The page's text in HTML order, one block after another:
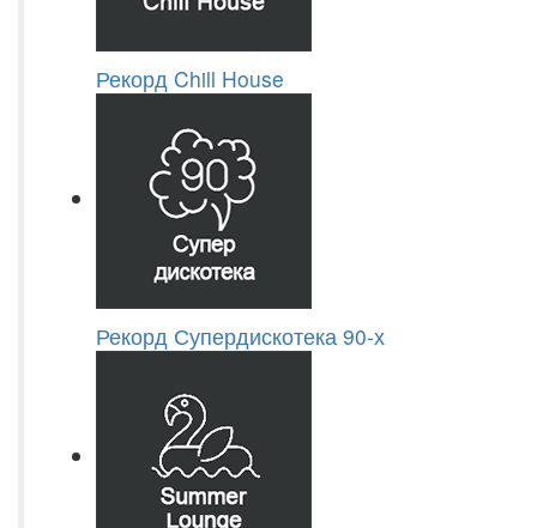
Рекорд Chill House
Рекорд Супердискотека 90-х